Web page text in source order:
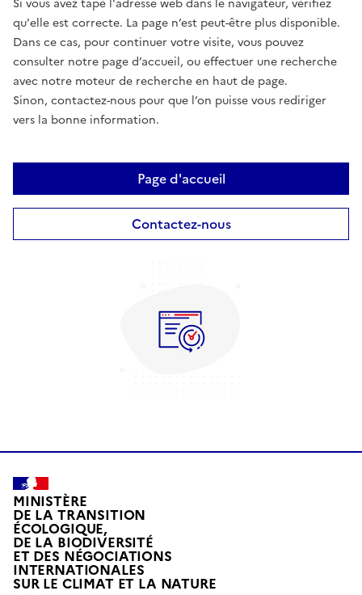
Si vous avez tapé l'adresse web dans le navigateur, vérifiez
qu'elle est correcte. La page n’est peut-être plus disponible.
Dans ce cas, pour continuer votre visite, vous pouvez
consulter notre page d’accueil, ou effectuer une recherche
avec notre moteur de recherche en haut de page.
Sinon, contactez-nous pour que l’on puisse vous rediriger
vers la bonne information.
Page d'accueil
Contactez-nous
MINISTÈRE
DE LA TRANSITION
ÉCOLOGIQUE,
DE LA BIODIVERSITÉ
ET DES NÉGOCIATIONS
INTERNATIONALES
SUR LE CLIMAT ET LA NATUREL